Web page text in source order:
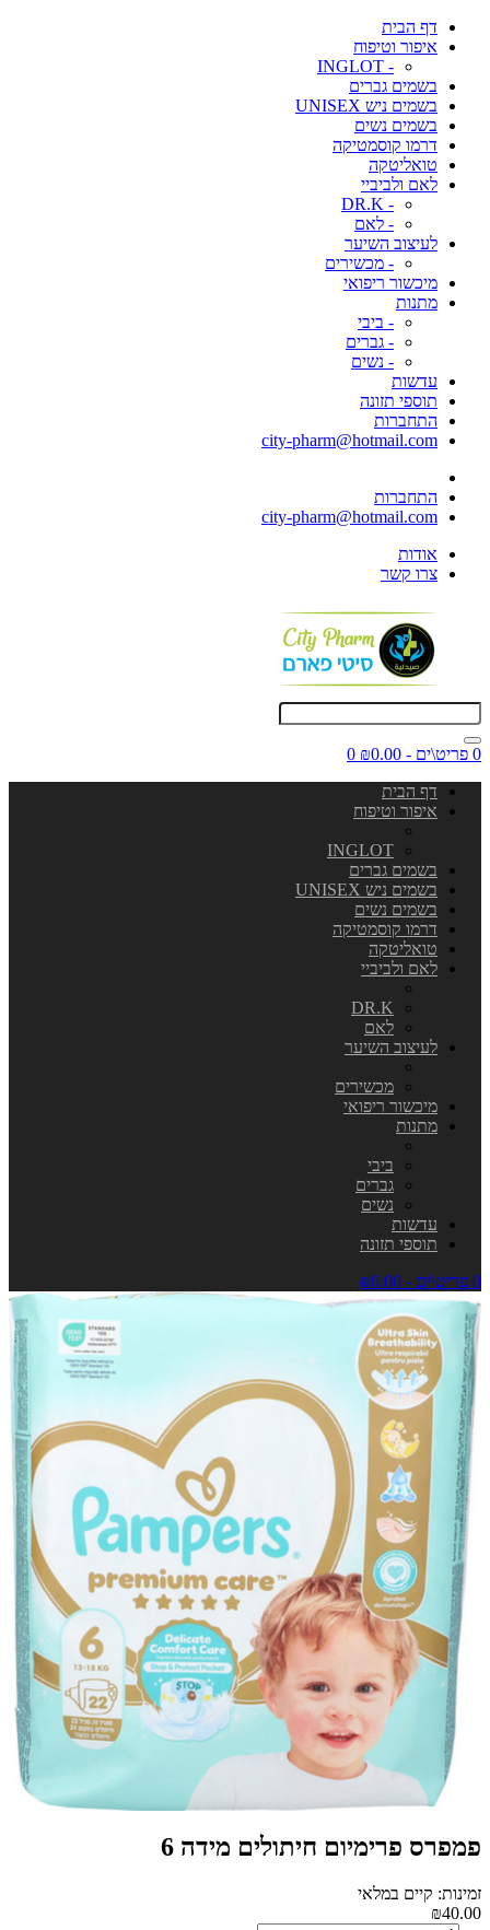
דף הבית
איפור וטיפוח
- INGLOT
בשמים גברים
בשמים ניש UNISEX
בשמים נשים
דרמו קוסמטיקה
טואליטקה
לאם ולביביי
- DR.K
- לאם
לעיצוב השיער
- מכשירים
מיכשור ריפואי
מתנות
- ביבי
- גברים
- נשים
עדשות
תוספי תזונה
התחברות
city-pharm@hotmail.com
התחברות
city-pharm@hotmail.com
אודות
צרו קשר
0 פריט\ים - ₪0.00
0
דף הבית
איפור וטיפוח
INGLOT
בשמים גברים
בשמים ניש UNISEX
בשמים נשים
דרמו קוסמטיקה
טואליטקה
לאם ולביביי
DR.K
לאם
לעיצוב השיער
מכשירים
מיכשור ריפואי
מתנות
ביבי
גברים
נשים
עדשות
תוספי תזונה
0 פריט\ים - ₪0.00
פמפרס פרימיום חיתולים מידה 6
זמינות: קיים במלאי
₪40.00